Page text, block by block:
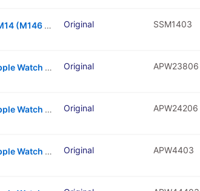
Dual Sim Card Tray For Samsung Galaxy M14 (M146 / 2023) (Light Blue) Original SSM1403
Force Touch Sensor With Adhesive For Apple Watch Series 2 – 38MM Original APW23806
Force Touch Sensor With Adhesive For Apple Watch Series 2 – 42MM Original APW24206
Force Touch Sensor With Adhesive For Apple Watch Series 4 – 40MM Original APW4403